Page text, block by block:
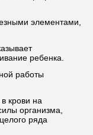
элементами,
ребенка.
работы
крови на
организма,
ряда